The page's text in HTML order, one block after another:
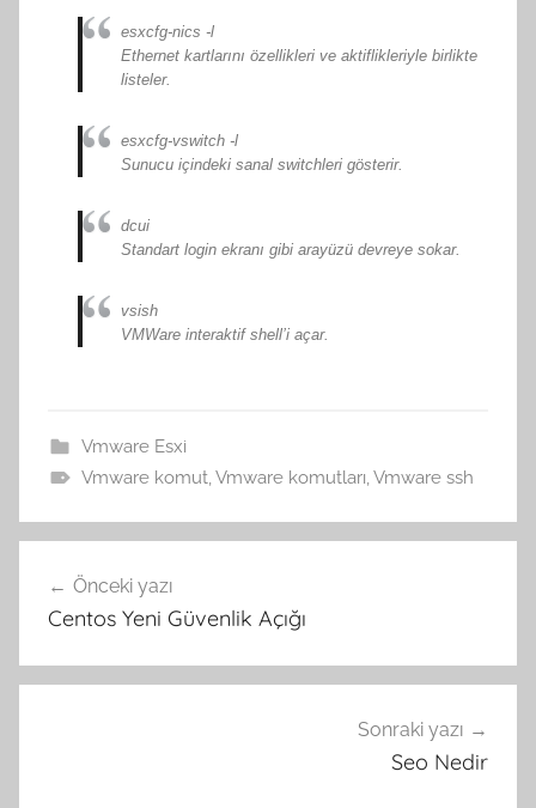
esxcfg-nics -l
Ethernet kartlarını özellikleri ve aktiflikleriyle birlikte
listeler.
esxcfg-vswitch -l
Sunucu içindeki sanal switchleri gösterir.
dcui
Standart login ekranı gibi arayüzü devreye sokar.
vsish
VMWare interaktif shell’i açar.
Vmware Esxi
Vmware komut, Vmware komutları Vmware ssh
gezinmesi
Önceki yazı
Centos Yeni Güvenlik Açığı
Sonraki yazı
Seo Nedir